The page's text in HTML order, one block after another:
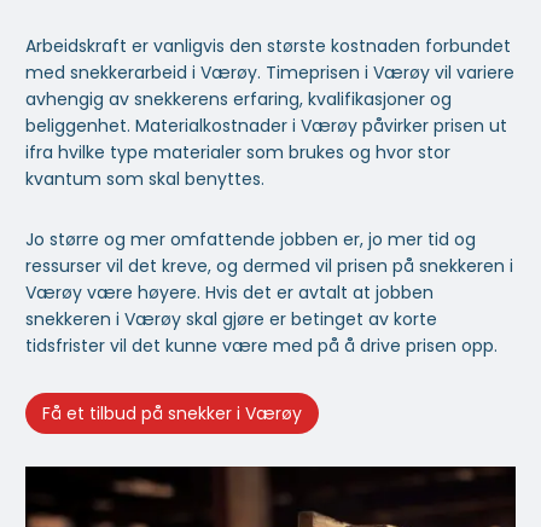
Arbeidskraft er vanligvis den største kostnaden forbundet
med snekkerarbeid i Værøy. Timeprisen i Værøy vil variere
avhengig av snekkerens erfaring, kvalifikasjoner og
beliggenhet. Materialkostnader i Værøy påvirker prisen ut
ifra hvilke type materialer som brukes og hvor stor
kvantum som skal benyttes.
Jo større og mer omfattende jobben er, jo mer tid og
ressurser vil det kreve, og dermed vil prisen på snekkeren i
Værøy være høyere. Hvis det er avtalt at jobben
snekkeren i Værøy skal gjøre er betinget av korte
tidsfrister vil det kunne være med på å drive prisen opp.
Få et tilbud på snekker i Værøy